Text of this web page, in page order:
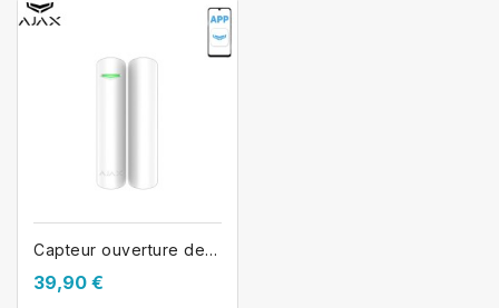
Capteur ouverture de porte AJAX...
39,90 €